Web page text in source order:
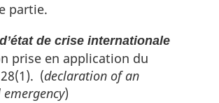
partie.
de crise internationale
prise en application du
(declaration of an
)